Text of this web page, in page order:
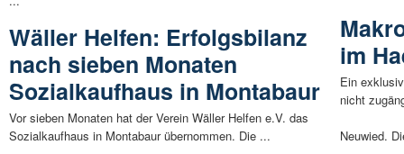
Wäller Helfen: Erfolgsbilanz
nach sieben Monaten
Sozialkaufhaus in Montabaur
Vor sieben Monaten hat der Verein Wäller Helfen e.V. das
Sozialkaufhaus in Montabaur übernommen. Die ...
im
Ein
nicht
Neuwied.